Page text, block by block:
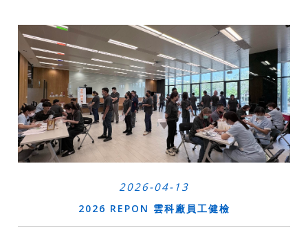
2026-04-13
2026 REPON 雲科廠員工健檢